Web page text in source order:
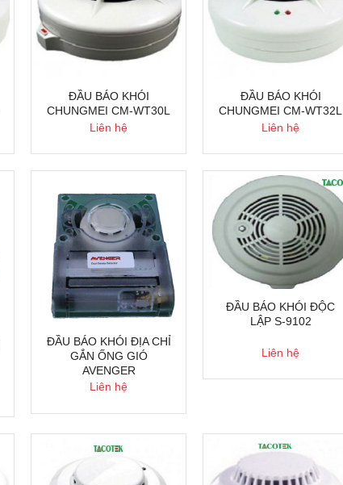
ĐẦU BÁO KHÓI
CHUNGMEI CM-WT30L
Liên hệ
ĐẦU BÁO KHÓI
CHUNGMEI CM-WT32L
Liên hệ
ĐẦU BÁO KHÓI ĐỊA CHỈ
GẮN ỐNG GIÓ
AVENGER
Liên hệ
ĐẦU BÁO KHÓI ĐỘC
LẬP S-9102
Liên hệ